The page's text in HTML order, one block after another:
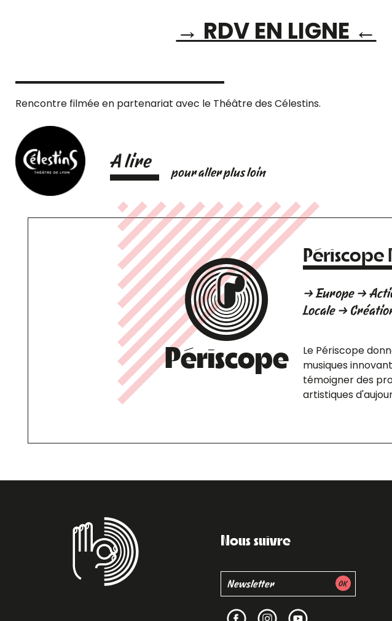
→ RDV EN LIGNE ←
Rencontre filmée en partenariat avec le Théâtre des Célestins.
A lire
pour aller plus loin
Périscope
→ Europe →
Locale →
Le Périscope
musiques
témoigner des
artistiques
Nous suivre